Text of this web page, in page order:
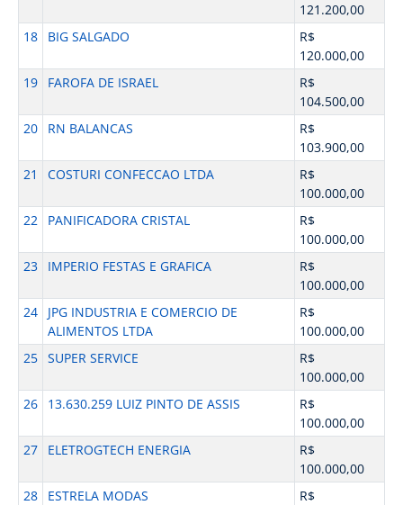
121.200,00
18
BIG SALGADO
R$
120.000,00
19
FAROFA DE ISRAEL
R$
104.500,00
20
RN BALANCAS
R$
103.900,00
21
COSTURI CONFECCAO LTDA
R$
100.000,00
22
PANIFICADORA CRISTAL
R$
100.000,00
23
IMPERIO FESTAS E GRAFICA
R$
100.000,00
24
JPG INDUSTRIA E COMERCIO DE
ALIMENTOS LTDA
R$
100.000,00
25 SUPER SERVICE
R$
100.000,00
26
13.630.259 LUIZ PINTO DE ASSIS
R$
100.000,00
27
ELETROGTECH ENERGIA
R$
100.000,00
28
ESTRELA MODAS
R$